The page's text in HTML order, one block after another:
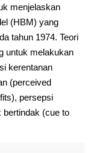
menjelaskan
(HBM) yang
tahun 1974. Teori
untuk melakukan
kerentanan
(perceived
persepsi
bertindak (cue to